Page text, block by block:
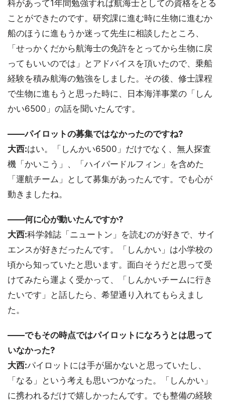
科があって1年間勉強すれば航海士としての資格をとる
ことができたのです。研究課に進む時に生物に進むか
船のほうに進もうか迷って先生に相談したところ、
「せっかくだから航海士の免許をとってから生物に戻
ってもいいのでは」とアドバイスを頂いたので、乗船
経験を積み航海の勉強をしました。その後、修士課程
で生物に進もうと思った時に、日本海洋事業の「しん
かい6500」の話を聞いたんです。
――パイロットの募集ではなかったのですね?
大西:はい。「しんかい6500」だけでなく、無人探査
機「かいこう」、「ハイパードルフィン」を含めた
「運航チーム」として募集があったんです。でも心が
動きましたね。
――何に心が動いたんですか?
大西:科学雑誌「ニュートン」を読むのが好きで、サイ
エンスが好きだったんです。「しんかい」は小学校の
頃から知っていたと思います。面白そうだと思って受
けてみたら運よく受かって、「しんかいチームに行き
たいです」と話したら、希望通り入れてもらえまし
た。
――でもその時点ではパイロットになろうとは思って
いなかった?
大西:パイロットには手が届かないと思っていたし、
「なる」という考えも思いつかなった。「しんかい」
に携われるだけで嬉しかったんです。でも整備の経験